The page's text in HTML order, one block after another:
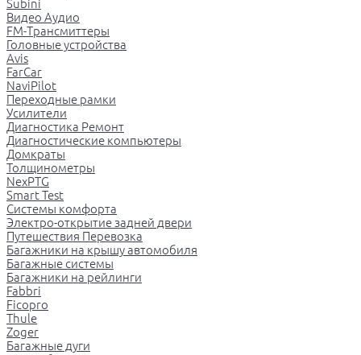
Subini
Видео Аудио
FM-Трансмиттеры
Головные устройства
Avis
FarCar
NaviPilot
Переходные рамки
Усилители
Диагностика Ремонт
Диагностические компьютеры
Домкраты
Толщинометры
NexPTG
Smart Test
Системы комфорта
Электро-открытие задней двери
Путешествия Перевозка
Багажники на крышу автомобиля
Багажные системы
Багажники на рейлинги
Fabbri
Ficopro
Thule
Zoger
Багажные дуги